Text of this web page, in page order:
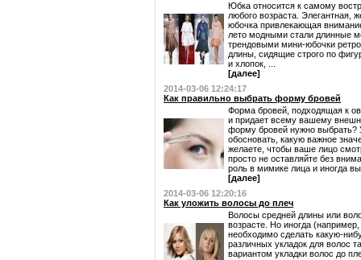
Юбка относится к самому
любого возраста. Элегантная,
юбочка привлекающая
лето модными стали длинные
трендовыми мини-юбочки
длины, сидящие строго по
и хлопок, ...
[далее]
2014-03-06 12:24:17
Как правильно выбрать форму бровей
Форма бровей, подходящая к
и придает всему вашему
форму бровей нужно выбрать?
обосновать, какую важное
желаете, чтобы ваше лицо
просто не оставляйте без
роль в мимике лица и иногда
[далее]
2014-03-06 12:20:16
Как уложить волосы до плеч
Волосы средней длины или
возрасте. Но иногда
необходимо сделать какую-
различных укладок для волос
вариантом укладки волос до